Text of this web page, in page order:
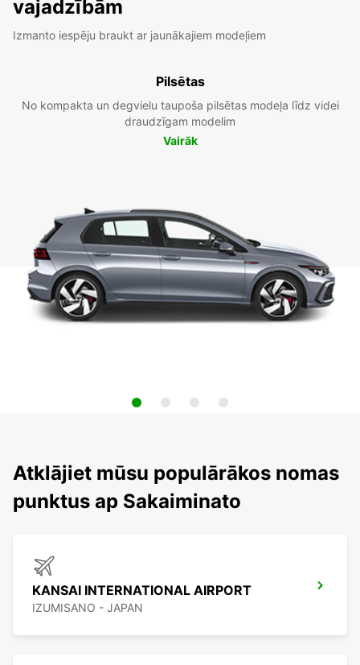
vajadzībām
Izmanto iespēju braukt ar jaunākajiem modeļiem
Pilsētas
No kompakta un degvielu taupoša pilsētas modeļa līdz videi
draudzīgam modelim
Vairāk
Atklājiet mūsu populārākos nomas
punktus ap Sakaiminato
KANSAI INTERNATIONAL AIRPORT
IZUMISANO - JAPAN